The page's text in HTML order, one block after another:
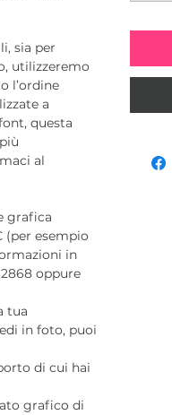
sia per
utilizzeremo
l’ordine
a
questa
al
grafica
(per esempio
in
oppure
tua
in foto, puoi
di cui hai
grafico di